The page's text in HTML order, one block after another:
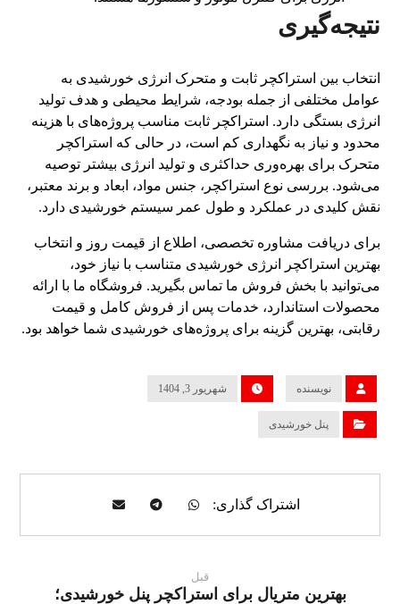
نتیجه‌گیری
انتخاب بین استراکچر ثابت و متحرک انرژی خورشیدی به
عوامل مختلفی از جمله بودجه، شرایط محیطی و هدف تولید
انرژی بستگی دارد. استراکچر ثابت مناسب پروژه‌های با هزینه
محدود و نیاز به نگهداری کم است، در حالی که استراکچر
متحرک برای بهره‌وری حداکثری و تولید انرژی بیشتر توصیه
می‌شود. بررسی نوع استراکچر، جنس مواد، ابعاد و برند معتبر،
نقش کلیدی در عملکرد و طول عمر سیستم خورشیدی دارد.
برای دریافت مشاوره تخصصی، اطلاع از قیمت روز و انتخاب
بهترین استراکچر انرژی خورشیدی متناسب با نیاز خود،
می‌توانید با بخش فروش ما تماس بگیرید. فروشگاه ما با ارائه
محصولات استاندارد، خدمات پس از فروش کامل و قیمت
رقابتی، بهترین گزینه برای پروژه‌های خورشیدی شما خواهد بود.
نویسنده شهریور 3, 1404
پنل خورشیدی
قبل
بهترین متریال برای استراکچر پنل خورشیدی؛